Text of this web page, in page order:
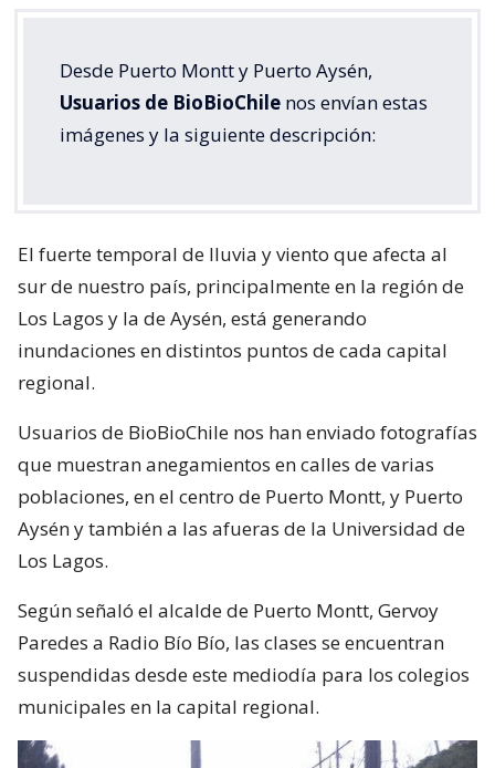
Desde Puerto Montt y Puerto Aysén,
Usuarios de BioBioChile nos envían estas
imágenes y la siguiente descripción:
El fuerte temporal de lluvia y viento que afecta al
sur de nuestro país, principalmente en la región de
Los Lagos y la de Aysén, está generando
inundaciones en distintos puntos de cada capital
regional.
Usuarios de BioBioChile nos han enviado fotografías
que muestran anegamientos en calles de varias
poblaciones, en el centro de Puerto Montt, y Puerto
Aysén y también a las afueras de la Universidad de
Los Lagos.
Según señaló el alcalde de Puerto Montt, Gervoy
Paredes a Radio Bío Bío, las clases se encuentran
suspendidas desde este mediodía para los colegios
municipales en la capital regional.